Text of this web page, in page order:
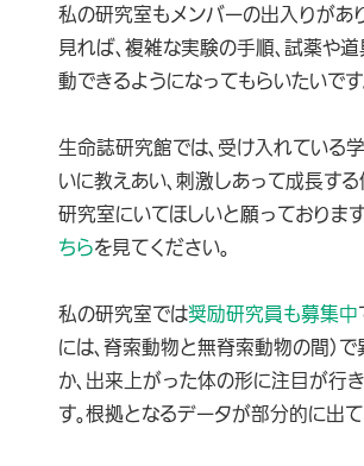
私の研究室もメンバーの出入りがあ
見れば、複雑な実験の手順、試薬や
動できるようになってもらいたいです
生命誌研究館では、受け入れている
いに教えあい、刺激しあって成長す
研究室にいてほしいと願っておりま
ちらを見てください。
私の研究室では奨励研究員も募集中
には、脊索動物と無脊索動物の間）
か、出来上がった体の形に注目が行
す。根拠となるデータが部分的に出